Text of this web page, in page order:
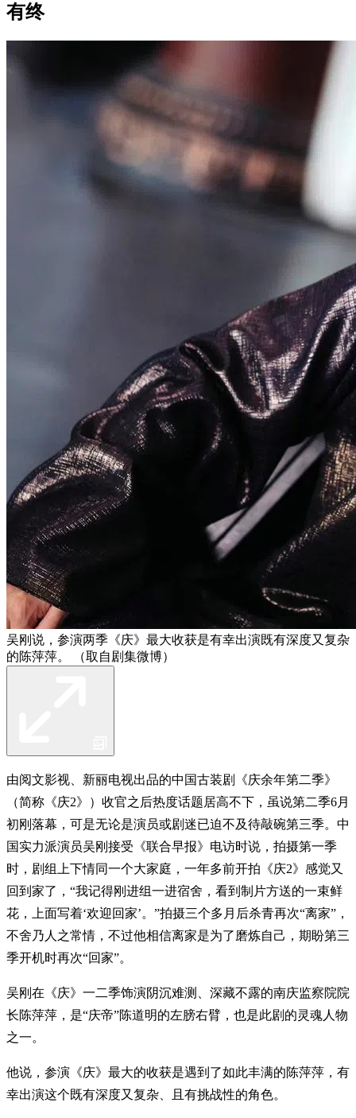
有终
吴刚说，参演两季《庆》最大收获是有幸出演既有深度又复杂
的陈萍萍。 （取自剧集微博）
由阅文影视、新丽电视出品的中国古装剧《庆余年第二季》
（简称《庆2》）收官之后热度话题居高不下，虽说第二季6月
初刚落幕，可是无论是演员或剧迷已迫不及待敲碗第三季。中
国实力派演员吴刚接受《联合早报》电访时说，拍摄第一季
时，剧组上下情同一个大家庭，一年多前开拍《庆2》感觉又
回到家了，“我记得刚进组一进宿舍，看到制片方送的一束鲜
花，上面写着‘欢迎回家’。”拍摄三个多月后杀青再次“离家”，
不舍乃人之常情，不过他相信离家是为了磨炼自己，期盼第三
季开机时再次“回家”。
吴刚在《庆》一二季饰演阴沉难测、深藏不露的南庆监察院院
长陈萍萍，是“庆帝”陈道明的左膀右臂，也是此剧的灵魂人物
之一。
他说，参演《庆》最大的收获是遇到了如此丰满的陈萍萍，有
幸出演这个既有深度又复杂、且有挑战性的角色。